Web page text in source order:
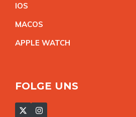
IOS
MACOS
APPLE WATCH
FOLGE UNS